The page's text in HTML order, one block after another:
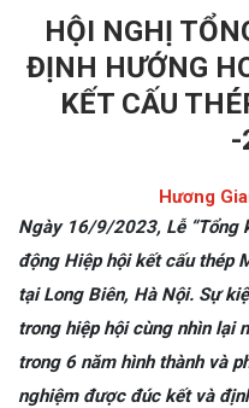
HỘI NGHỊ
ĐỊNH HƯỚNG
KẾT CẤU
-
Hương
Ngày 16/9/2023, Lễ “Tổng
động Hiệp hội kết cấu thép
tại Long Biên, Hà Nội. Sự
trong hiệp hội cùng nhìn lại
trong 6 năm hình thành và
nghiệm được đúc kết và